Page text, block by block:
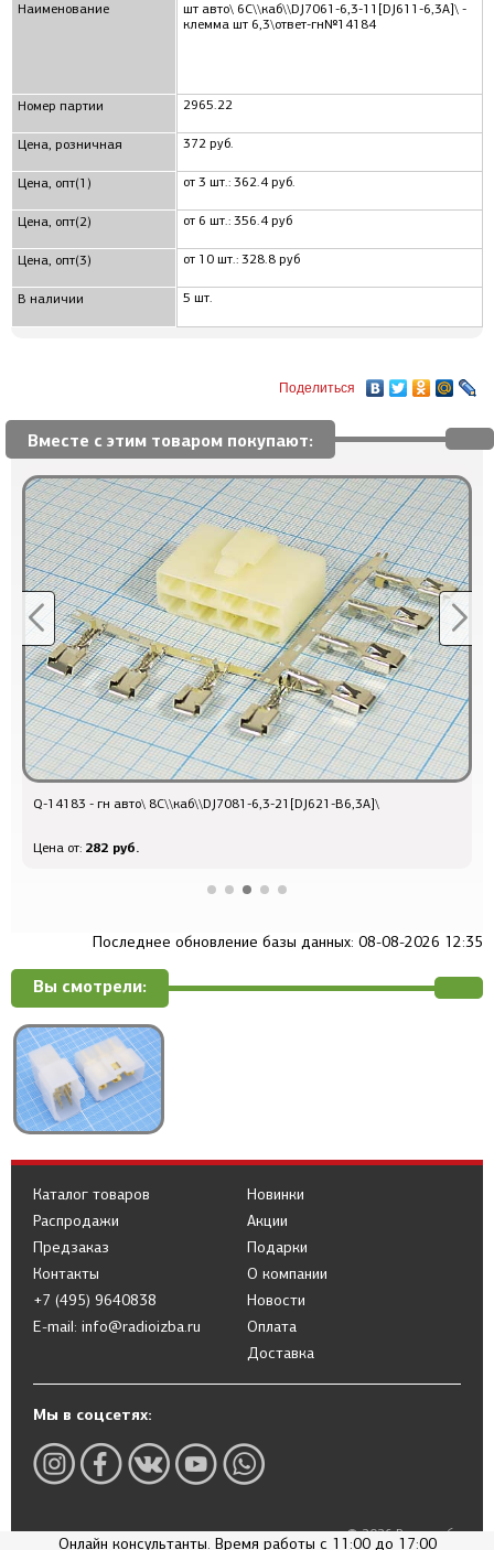
Наименование
Номер партии
Цена, розничная
Цена, опт(1)
Цена, опт(2)
Цена, опт(3)
В наличии
шт авто\ 6C\\каб\\DJ7061-6,3-11[DJ611-6,3A]\ -
клемма шт 6,3\ответ-гн№14184
2965.22
372 руб.
от 3 шт.: 362.4 руб.
от 6 шт.: 356.4 руб
от 10 шт.: 328.8 руб
5 шт.
Поделиться
Вместе с этим товаром покупают:
Q-14183 - гн авто\ 8C\\каб\\DJ7081-6,3-21[DJ621-B6,3A]\
Цена от: 282 руб.
Последнее обновление базы данных: 08-08-2026 12:35
Вы смотрели:
Каталог товаров
Распродажи
Предзаказ
Новинки
Акции
Подарки
Контакты
+7 (495) 9640838
E-mail: info@radioizba.ru
О компании
Новости
Оплата
Доставка
Мы в соцсетях:
© 2026 Радиоизба
Онлайн консультанты. Время работы с 11:00 до 17:00